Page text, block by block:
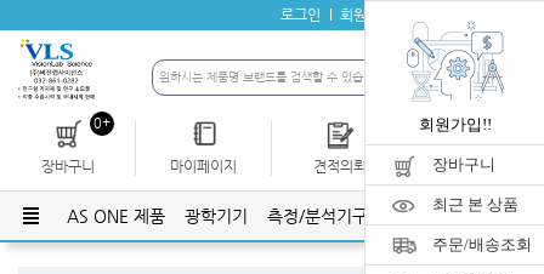
로그인 회원가입
0+
장바구니 마이페이지 견적의뢰 개인결제
AS ONE 제품 광학기기 측정/분석기구 유리기구 플라스틱
회원가입!!
장바구니
최근 본 상품
주문/배송조회